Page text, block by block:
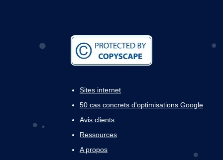
Sites internet
50 cas concrets d'optimisations Google
Avis clients
Ressources
A propos